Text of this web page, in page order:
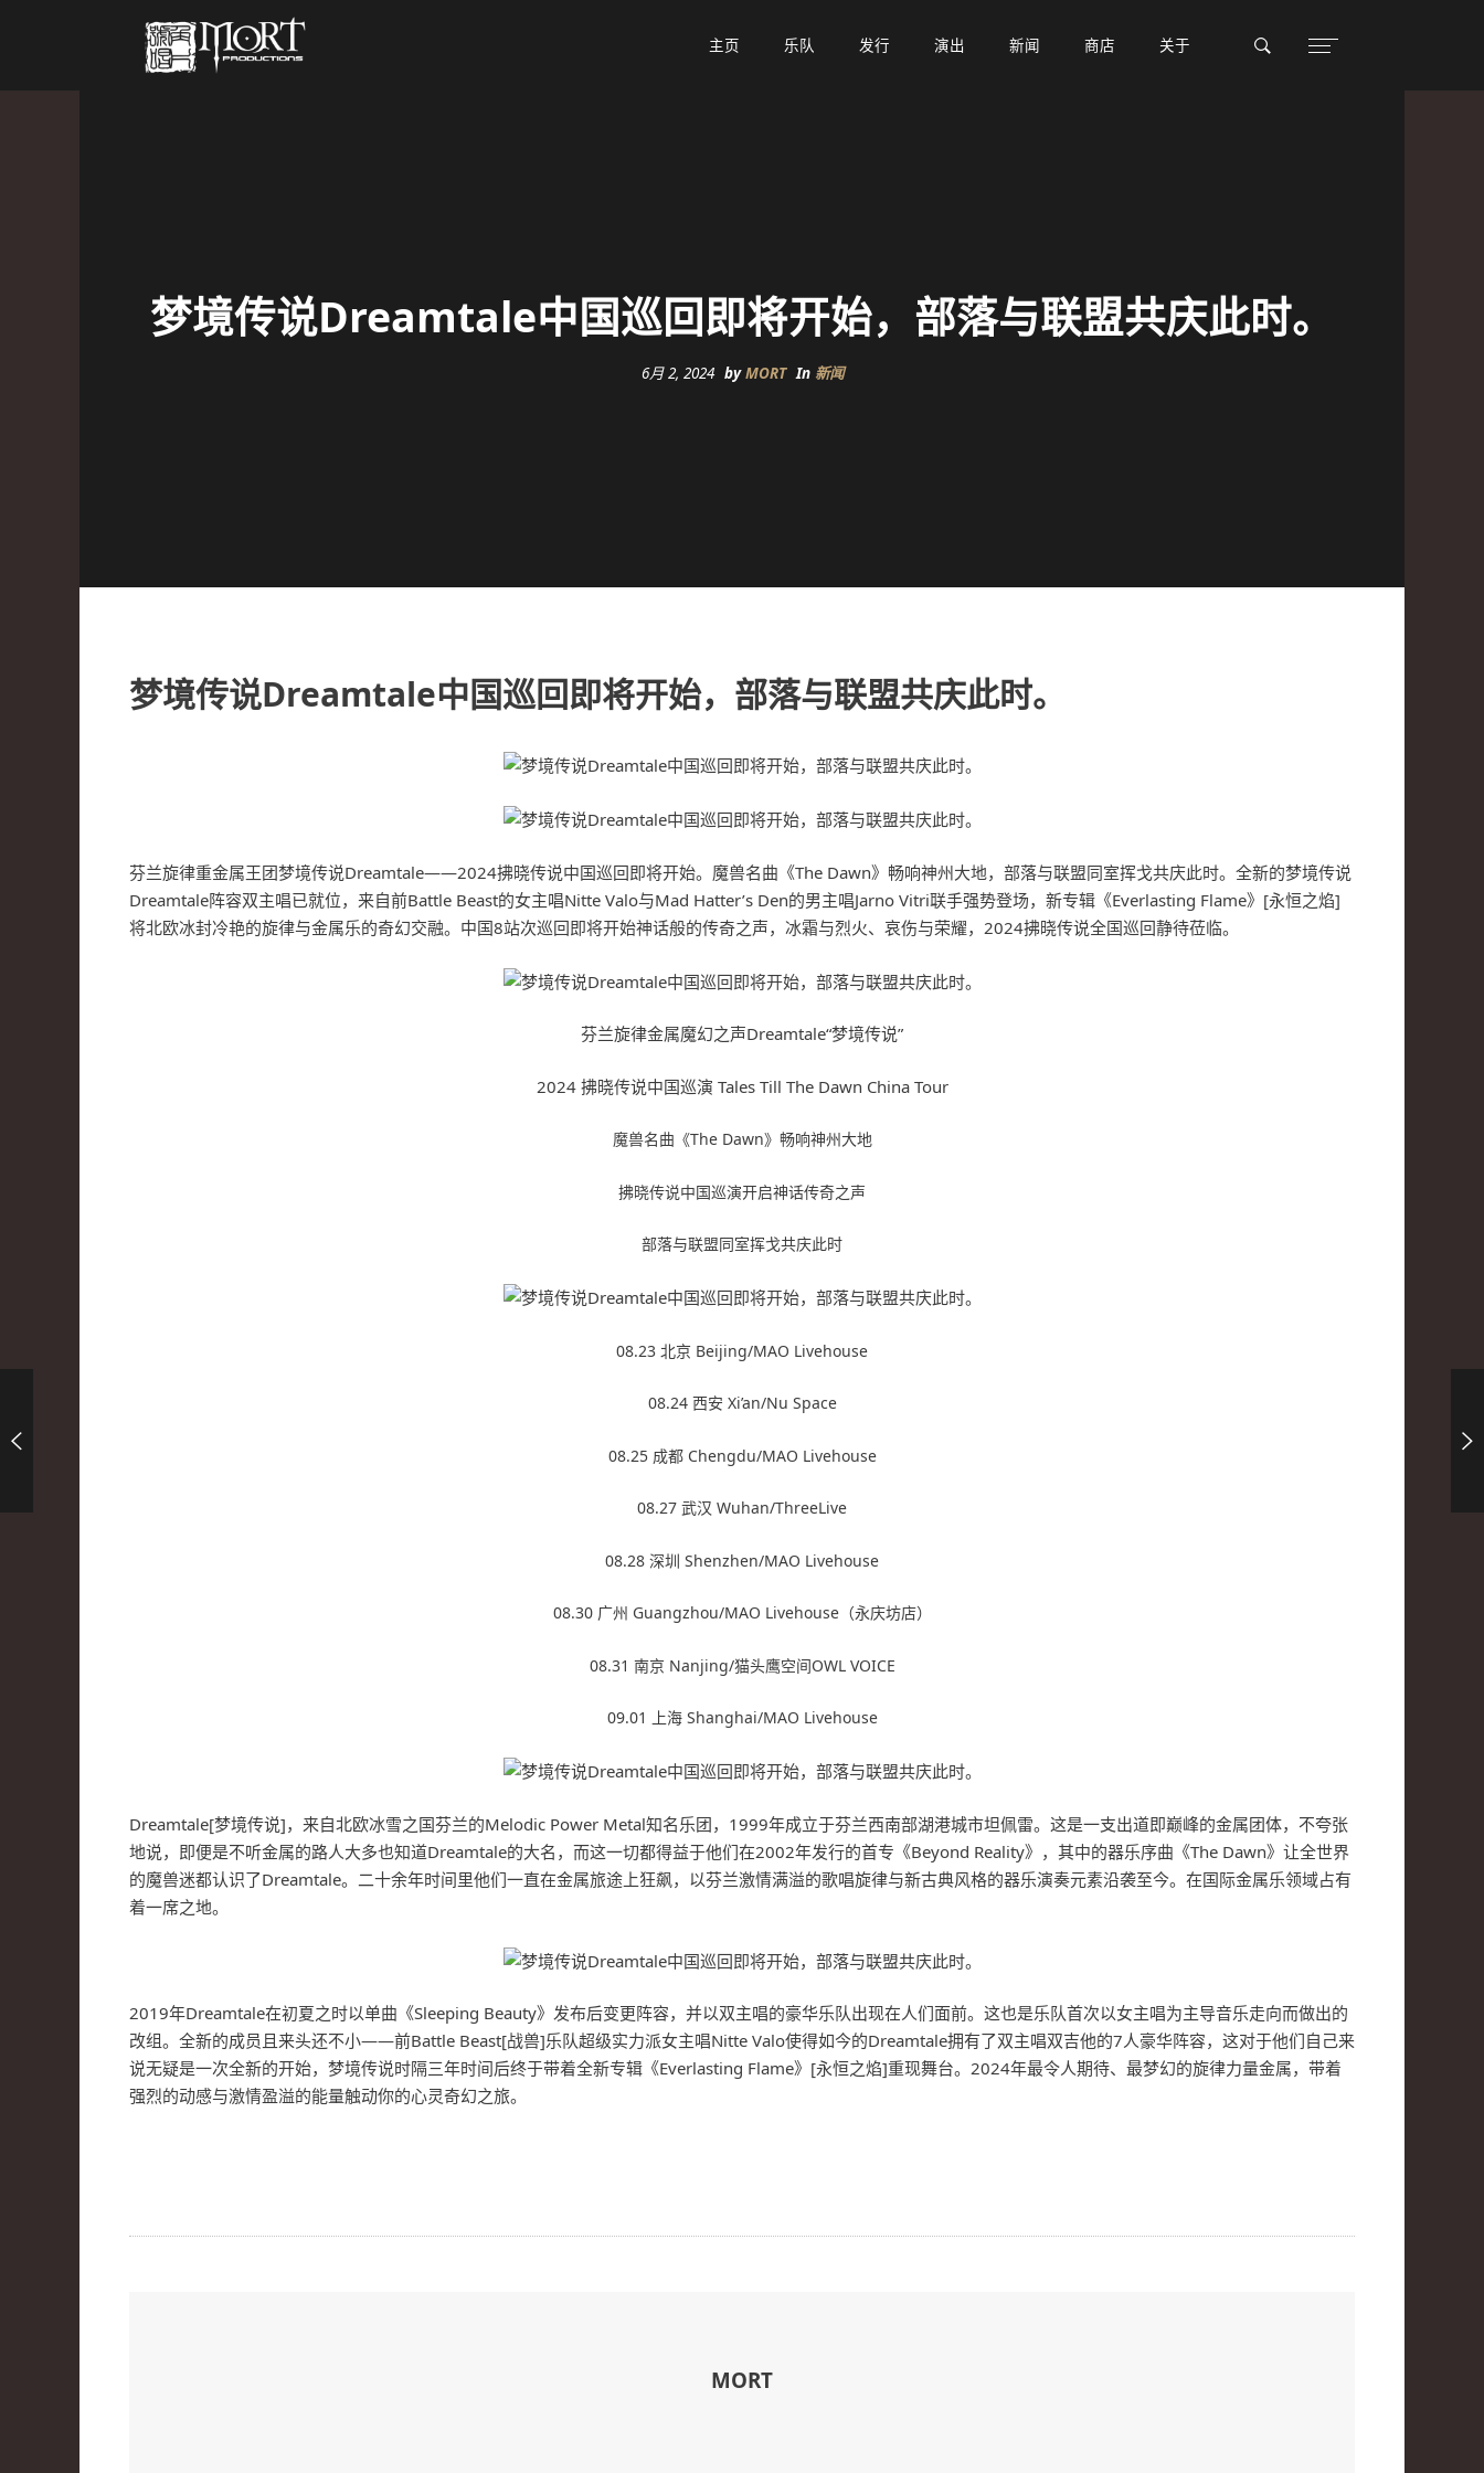
主页
主页 乐队
乐队 发行
发行 演出
演出 新闻
新闻 商店
商店 关于
关于
梦境传说Dreamtale中国巡回即将开始，部落与联盟共庆此时。
6月 2, 2024 byMORT In 新闻
梦境传说Dreamtale中国巡回即将开始，部落与联盟共庆此时。
芬兰旋律重金属王团梦境传说Dreamtale——2024拂晓传说中国巡回即将开始。魔兽名曲《The Dawn》畅响神州大地，部落与联盟同室挥戈共庆此时。全新的梦境传说
Dreamtale阵容双主唱已就位，来自前Battle Beast的女主唱Nitte Valo与Mad Hatter’s Den的男主唱Jarno Vitri联手强势登场，新专辑《Everlasting Flame》[永恒之焰]
将北欧冰封冷艳的旋律与金属乐的奇幻交融。中国8站次巡回即将开始神话般的传奇之声，冰霜与烈火、哀伤与荣耀，2024拂晓传说全国巡回静待莅临。
芬兰旋律金属魔幻之声Dreamtale“梦境传说”
2024 拂晓传说中国巡演 Tales Till The Dawn China Tour
魔兽名曲《The Dawn》畅响神州大地
拂晓传说中国巡演开启神话传奇之声
部落与联盟同室挥戈共庆此时
08.23 北京 Beijing/MAO Livehouse
08.24 西安 Xi’an/Nu Space
08.25 成都 Chengdu/MAO Livehouse
08.27 武汉 Wuhan/ThreeLive
08.28 深圳 Shenzhen/MAO Livehouse
08.30 广州 Guangzhou/MAO Livehouse（永庆坊店）
08.31 南京 Nanjing/猫头鹰空间OWL VOICE
09.01 上海 Shanghai/MAO Livehouse
Dreamtale[梦境传说]，来自北欧冰雪之国芬兰的Melodic Power Metal知名乐团，1999年成立于芬兰西南部湖港城市坦佩雷。这是一支出道即巅峰的金属团体，不夸张
地说，即便是不听金属的路人大多也知道Dreamtale的大名，而这一切都得益于他们在2002年发行的首专《Beyond Reality》，其中的器乐序曲《The Dawn》让全世界
的魔兽迷都认识了Dreamtale。二十余年时间里他们一直在金属旅途上狂飙，以芬兰激情满溢的歌唱旋律与新古典风格的器乐演奏元素沿袭至今。在国际金属乐领域占有
着一席之地。
2019年Dreamtale在初夏之时以单曲《Sleeping Beauty》发布后变更阵容，并以双主唱的豪华乐队出现在人们面前。这也是乐队首次以女主唱为主导音乐走向而做出的
改组。全新的成员且来头还不小——前Battle Beast[战兽]乐队超级实力派女主唱Nitte Valo使得如今的Dreamtale拥有了双主唱双吉他的7人豪华阵容，这对于他们自己来
说无疑是一次全新的开始，梦境传说时隔三年时间后终于带着全新专辑《Everlasting Flame》[永恒之焰]重现舞台。2024年最令人期待、最梦幻的旋律力量金属，带着
强烈的动感与激情盈溢的能量触动你的心灵奇幻之旅。
MORT